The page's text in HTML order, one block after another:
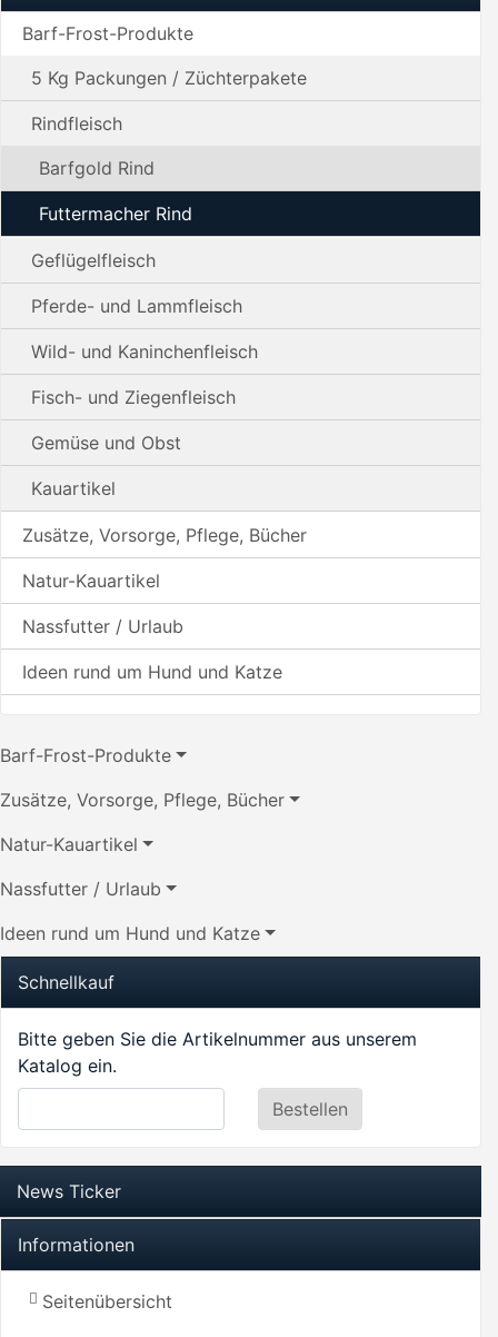
Barf-Frost-Produkte
5 Kg Packungen / Züchterpakete
Rindfleisch
Barfgold Rind
Futtermacher Rind
Geflügelfleisch
Pferde- und Lammfleisch
Wild- und Kaninchenfleisch
Fisch- und Ziegenfleisch
Gemüse und Obst
Kauartikel
Zusätze, Vorsorge, Pflege, Bücher
Natur-Kauartikel
Nassfutter / Urlaub
Ideen rund um Hund und Katze
Barf-Frost-Produkte
Zusätze, Vorsorge, Pflege, Bücher
Natur-Kauartikel
Nassfutter / Urlaub
Ideen rund um Hund und Katze
Schnellkauf
Bitte geben Sie die Artikelnummer aus unserem
Katalog ein.
News Ticker
Informationen
Seitenübersicht